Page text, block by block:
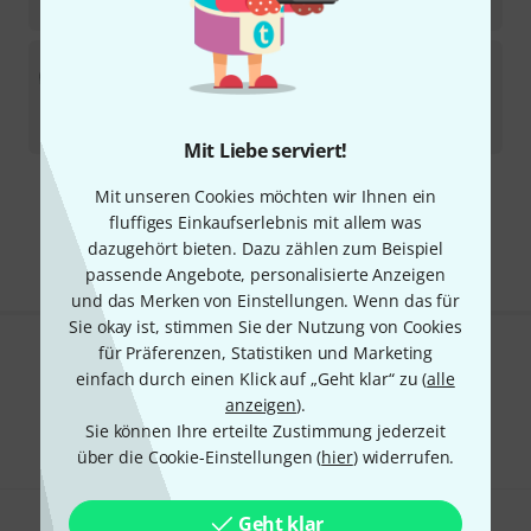
Mit Liebe serviert!
Mit unseren Cookies möchten wir Ihnen ein
fluffiges Einkaufserlebnis mit allem was
dazugehört bieten. Dazu zählen zum Beispiel
passende Angebote, personalisierte Anzeigen
und das Merken von Einstellungen. Wenn das für
Sie okay ist, stimmen Sie der Nutzung von Cookies
für Präferenzen, Statistiken und Marketing
einfach durch einen Klick auf „Geht klar“ zu (alle
anzeigen).
Sie können Ihre erteilte Zustimmung jederzeit
über die Cookie-Einstellungen (hier) widerrufen.
Geht klar
€
Brass BagsPremiere German Double Leather
Kostenloser Versand ab € 69
Alle Preise inkl. MwSt.
Gefällt Ihnen, was Sie sehen?
Hilfe & Feedback